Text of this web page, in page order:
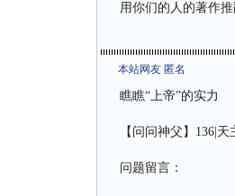
用你们的人的著作
本站网友 匿名
瞧瞧“上帝”的实力
【问问神父】136|
问题留言：